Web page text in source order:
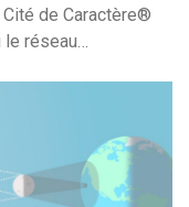
de Caractère®
réseau…